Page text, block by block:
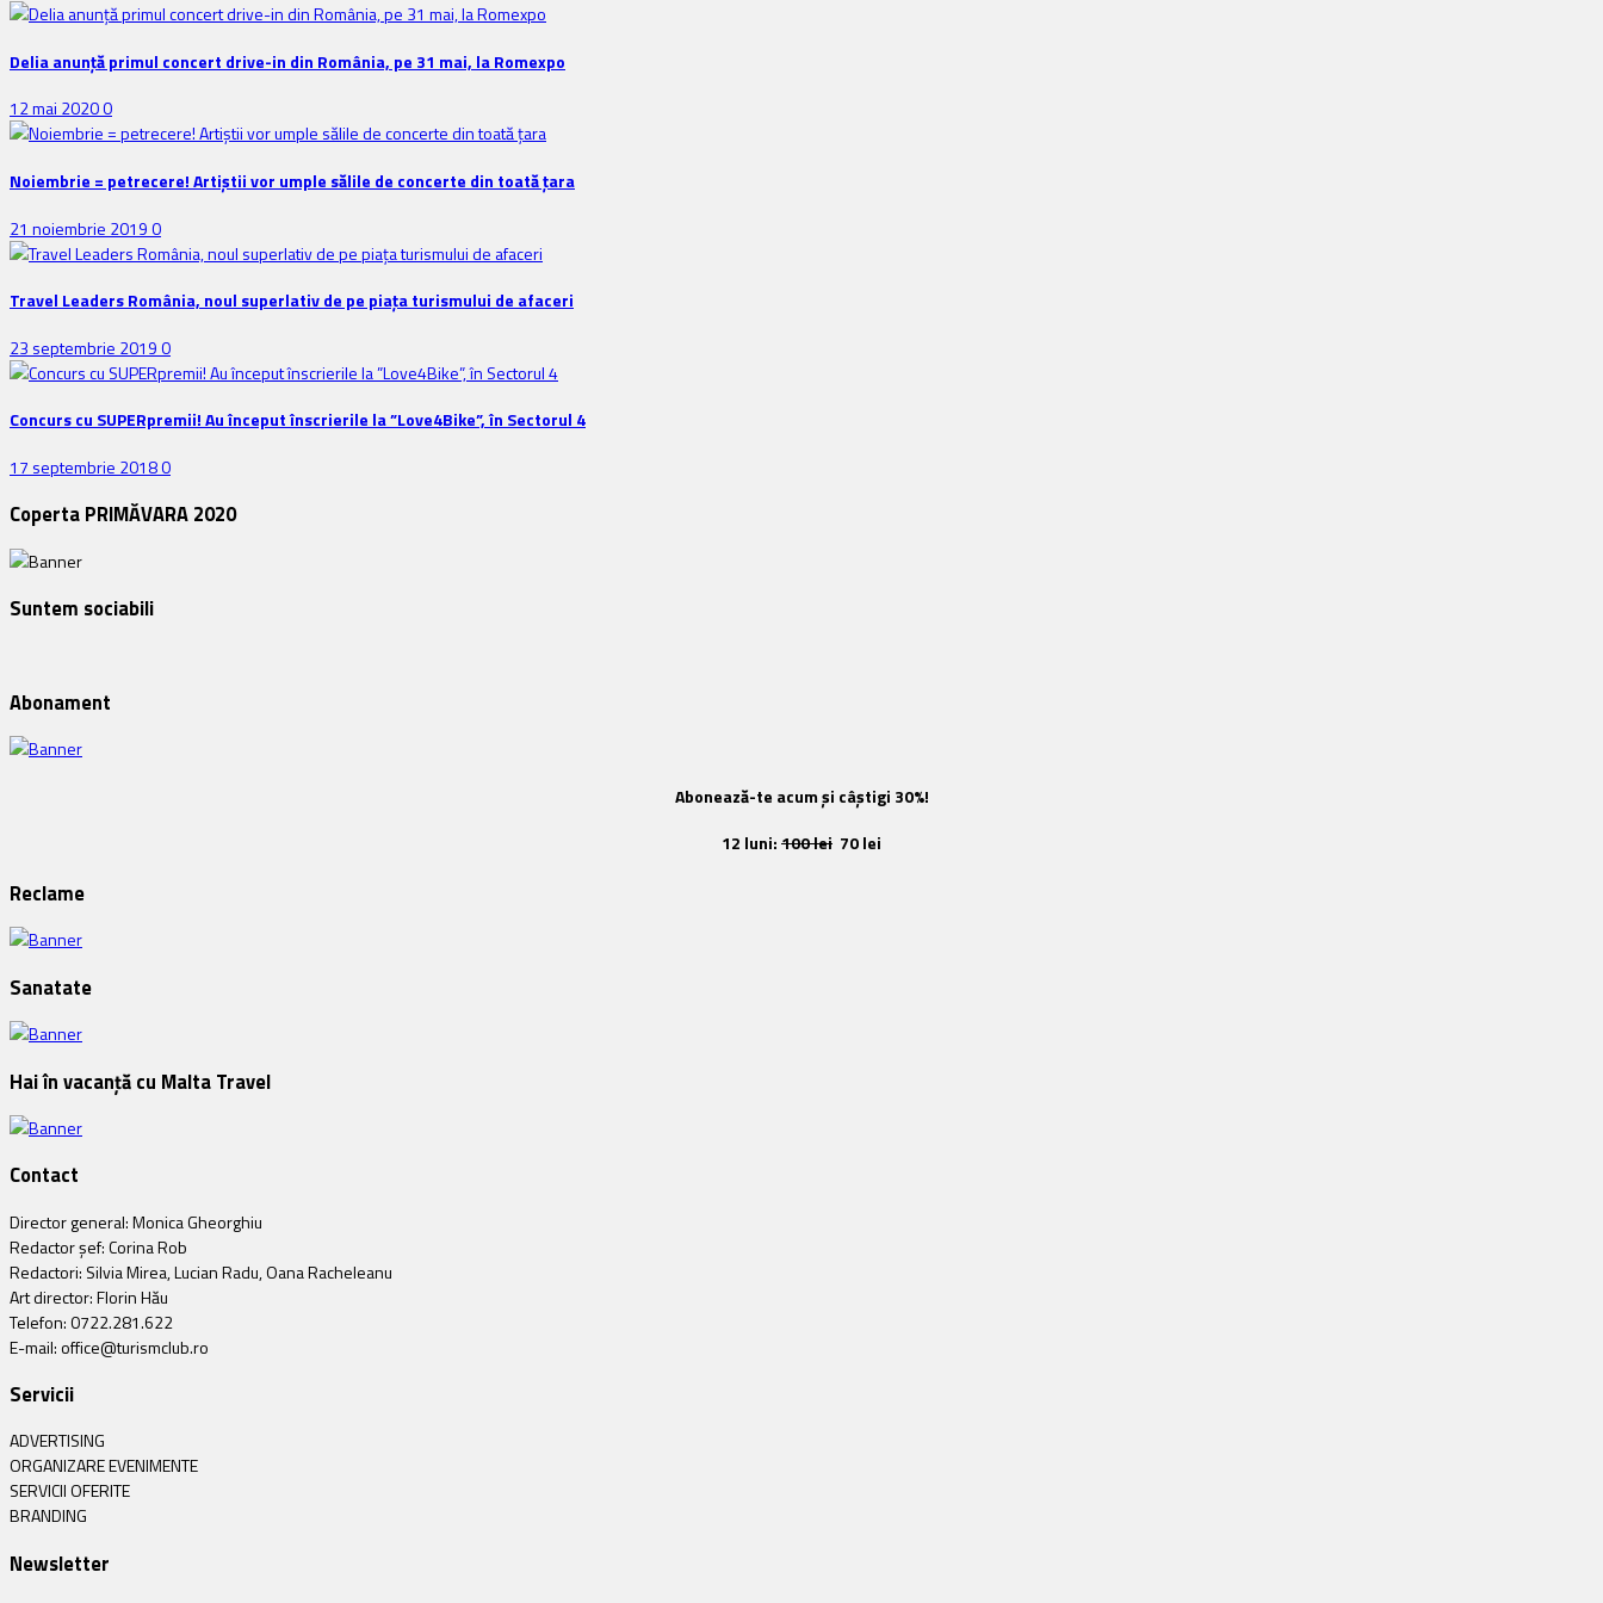
Delia anunţă primul concert drive-in din România, pe 31 mai, la Romexpo
12 mai 20200
Noiembrie = petrecere! Artiștii vor umple sălile de concerte din toată țara
21 noiembrie 20190
Travel Leaders România, noul superlativ de pe piața turismului de afaceri
23 septembrie 20190
Concurs cu SUPERpremii! Au început înscrierile la ”Love4Bike”, în Sectorul 4
17 septembrie 20180
Coperta PRIMĂVARA 2020
Suntem sociabili
Abonament
Abonează-te acum și câștigi 30%!
12 luni:100 lei 70 lei
Reclame
Sanatate
Hai în vacanță cu Malta Travel
Contact
Director general: Monica Gheorghiu
Redactor șef: Corina Rob
Redactori: Silvia Mirea, Lucian Radu, Oana Racheleanu
Art director: Florin Hău
Telefon: 0722.281.622
E-mail: office@turismclub.ro
Servicii
ADVERTISING
ORGANIZARE EVENIMENTE
SERVICII OFERITE
BRANDING
Newsletter